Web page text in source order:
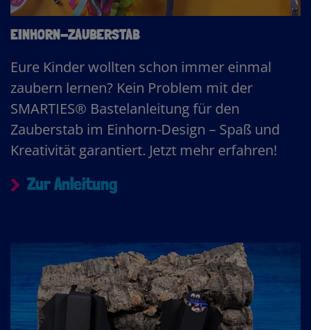
EINHORN-ZAUBERSTAB
Eure Kinder wollten schon immer einmal
zaubern lernen? Kein Problem mit der
SMARTIES® Bastelanleitung für den
Zauberstab im Einhorn-Design – Spaß und
Kreativität garantiert. Jetzt mehr erfahren!
Zur Anleitung